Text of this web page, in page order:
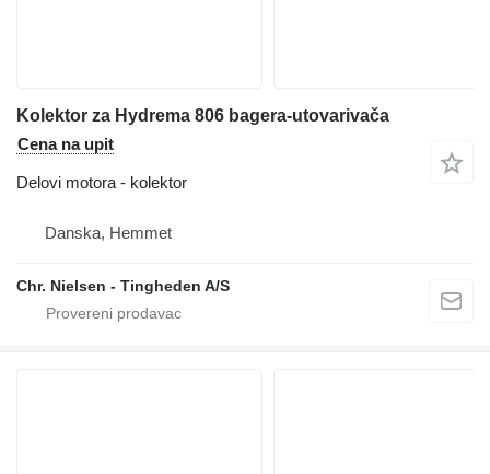
Kolektor za Hydrema 806 bagera-utovarivača
Cena na upit
Delovi motora - kolektor
Danska, Hemmet
Chr. Nielsen - Tingheden A/S